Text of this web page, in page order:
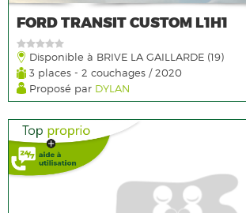
FORD TRANSIT CUSTOM L1H1
Disponible à BRIVE LA GAILLARDE (19)
3 places - 2 couchages / 2020
Proposé par DYLAN